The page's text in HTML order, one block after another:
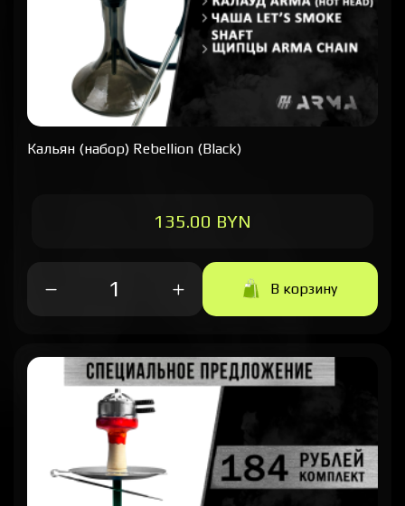
Кальян (набор) Rebellion (Black)
135.00 BYN
В корзину